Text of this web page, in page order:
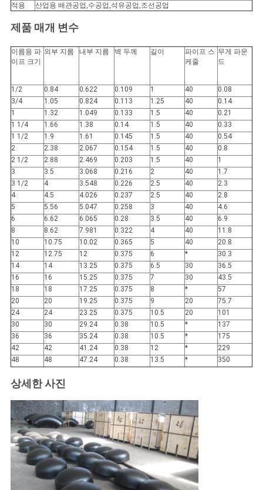
모
든
이
스
사
이
트
맵
개
인
정
보
보
호
정
책
적용
산업용 배관공업,수공업,석유공업,조선공업
제품 매개 변수
이름용 파
이프 크기
외부 지름 내부 지름 벽 두께 길이
파이프 스
케줄
무게 파운
드
1/2 0.84 0.622 0.109 1 40
0.08
3/4
1.05 0.824 0.113 1.25 40
0.14
1
1.32 1.049 0.133 1.5 40
0.21
1 1/4
1.66 1.38 0.14 1.5 40
0.33
1 1/2
1.9 1.61 0.145 1.5 40
0.54
2
2.38 2.067 0.154 1.5 40
0.8
2 1/2
2.88 2.469 0.203 1.5 40
1
3
3.5 3.068 0.216 2 40
1.7
3 1/2
4 3.548 0.226 2.5 40
2.3
4
4.5 4.026 0.237 2.5 40
2.8
5
5.56 5.047 0.258 3 40
4.6
6
6.62 6.065 0.28 3.5 40
6.9
8
8.62 7.981 0.322 4 40
11.8
10
10.75 10.02 0.365 5 40
20.8
12
12.75 12 0.375 6 *
30.3
14
14 13.25 0.375 6.5 30
36.5
16
16 15.25 0.375 7 30
43.5
18
18 17.25 0.375 8 *
57
20
20 19.25 0.375 9 20
75.7
24
24 23.25 0.375 10.5 20
101
30
30 29.24 0.38 10.5 *
137
36
36 35.24 0.38 10.5 *
175
42
42 41.24 0.38 12 *
229
48
48 47.24 0.38 13.5 * 350
상세한 사진